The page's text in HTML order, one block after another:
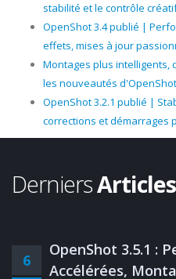
stabilité et le contrôle
OpenShot 3.4 publié |
effets, mises à jour
Montages plus
les nouveautés
OpenShot 3.2.1 publié |
corrections et démarrages
DerniersArticles
6
OpenShot 3.5.1 :
Accélérées,